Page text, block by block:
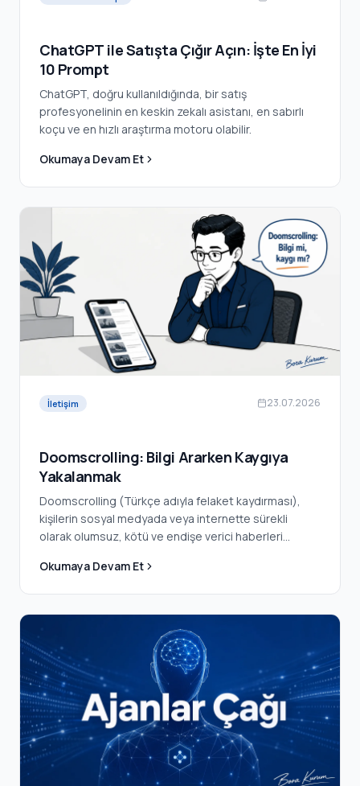
ChatGPT ile Satışta Çığır Açın: İşte En İyi
10 Prompt
ChatGPT, doğru kullanıldığında, bir satış
profesyonelinin en keskin zekalı asistanı, en sabırlı
koçu ve en hızlı araştırma motoru olabilir.
Okumaya Devam Et
İletişim 23.07.2026
Doomscrolling: Bilgi Ararken Kaygıya
Yakalanmak
Doomscrolling (Türkçe adıyla felaket kaydırması),
kişilerin sosyal medyada veya internette sürekli
olarak olumsuz, kötü ve endişe verici haberleri
devam etmesi alışkanlığıdır.
Okumaya Devam Et